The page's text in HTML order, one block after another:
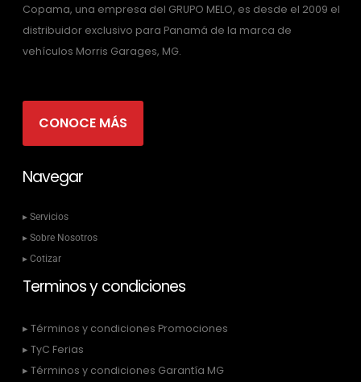
Copama, una empresa del GRUPO MELO, es desde el 2009 el
distribuidor exclusivo para Panamá de la marca de
vehículos Morris Garages, MG.
CONOCE MÁS
Navegar
▸ Servicios
▸ Sobre Nosotros
▸ Cotizar
Terminos y condiciones
▸ Términos y condiciones Promociones
▸ TyC Ferias
▸ Términos y condiciones Garantía MG